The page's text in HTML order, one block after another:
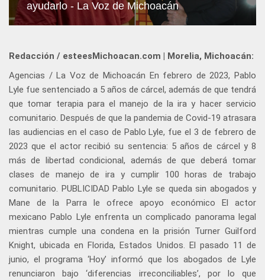
ayudarlo - La Voz de Michoacán
Redacción / esteesMichoacan.com | Morelia, Michoacán:
Agencias / La Voz de Michoacán En febrero de 2023, Pablo
Lyle fue sentenciado a 5 años de cárcel, además de que tendrá
que tomar terapia para el manejo de la ira y hacer servicio
comunitario. Después de que la pandemia de Covid-19 atrasara
las audiencias en el caso de Pablo Lyle, fue el 3 de febrero de
2023 que el actor recibió su sentencia: 5 años de cárcel y 8
más de libertad condicional, además de que deberá tomar
clases de manejo de ira y cumplir 100 horas de trabajo
comunitario. PUBLICIDAD Pablo Lyle se queda sin abogados y
Mane de la Parra le ofrece apoyo económico El actor
mexicano Pablo Lyle enfrenta un complicado panorama legal
mientras cumple una condena en la prisión Turner Guilford
Knight, ubicada en Florida, Estados Unidos. El pasado 11 de
junio, el programa ‘Hoy’ informó que los abogados de Lyle
renunciaron bajo ‘diferencias irreconciliables’, por lo que